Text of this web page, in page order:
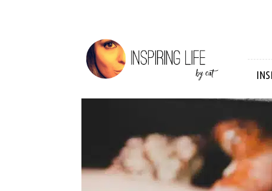
Inspiring
Life